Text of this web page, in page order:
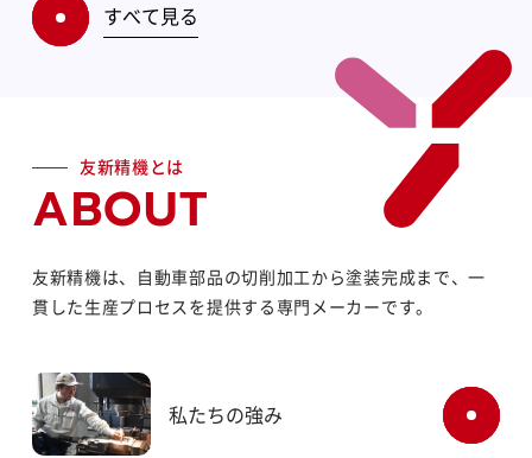
すべて見る
友新精機とは
ABOUT
友新精機は、自動車部品の切削加工から塗装完成まで、一
貫した生産プロセスを提供する専門メーカーです。
私たちの強み